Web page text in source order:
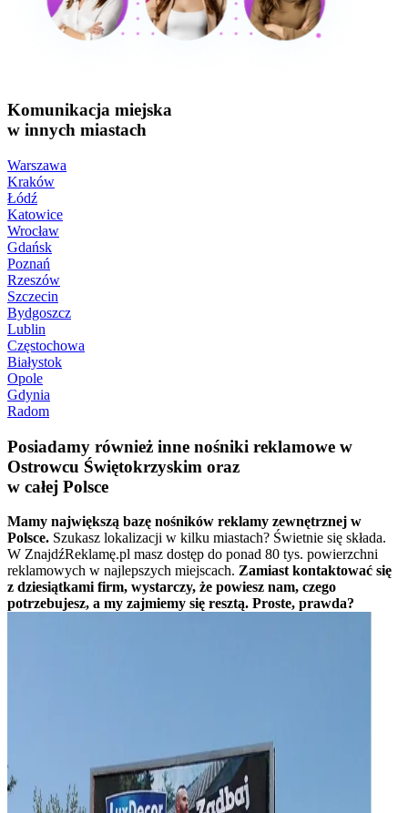
Komunikacja miejska
w innych miastach
Warszawa
Kraków
Łódź
Katowice
Wrocław
Gdańsk
Poznań
Rzeszów
Szczecin
Bydgoszcz
Lublin
Częstochowa
Białystok
Opole
Gdynia
Radom
Posiadamy również inne nośniki reklamowe w
Ostrowcu Świętokrzyskim oraz
w całej Polsce
Mamy największą bazę nośników reklamy zewnętrznej w
Polsce. Szukasz lokalizacji w kilku miastach? Świetnie się składa.
W ZnajdźReklamę.pl masz dostęp do ponad 80 tys. powierzchni
reklamowych w najlepszych miejscach. Zamiast kontaktować się
z dziesiątkami firm, wystarczy, że powiesz nam, czego
potrzebujesz, a my zajmiemy się resztą. Proste, prawda?